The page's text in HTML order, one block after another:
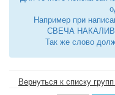
Например при
СВЕЧА
Так же слово
Вернуться к списку